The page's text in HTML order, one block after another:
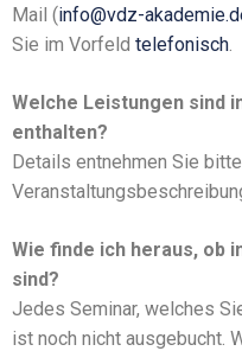
Mail (info@vdz-
Sie im Vorfeld telefonisch.
Welche Leistungen sind
enthalten?
Details entnehmen Sie
Wie finde ich heraus, ob
sind?
Jedes Seminar, welches
ist noch nicht ausgebucht.